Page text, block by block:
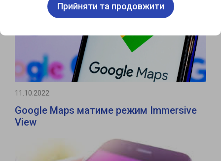
11.10.2022
Google Maps матиме режим Immersive
View
Прийняти та продовжити